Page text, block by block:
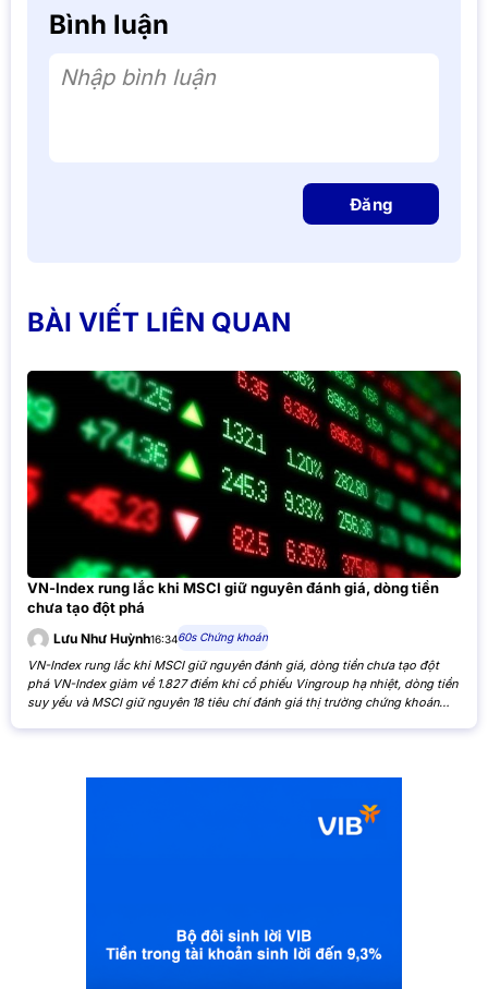
Bình luận
Nhập bình luận
Đăng
BÀI VIẾT LIÊN QUAN
VN-Index rung lắc khi MSCI giữ nguyên đánh giá, dòng tiền
chưa tạo đột phá
Lưu Như Huỳnh16:3460s Chứng khoán
VN-Index rung lắc khi MSCI giữ nguyên đánh giá, dòng tiền chưa tạo đột
phá VN-Index giảm về 1.827 điểm khi cổ phiếu Vingroup hạ nhiệt, dòng tiền
suy yếu và MSCI giữ nguyên 18 tiêu chí đánh giá thị trường chứng khoán